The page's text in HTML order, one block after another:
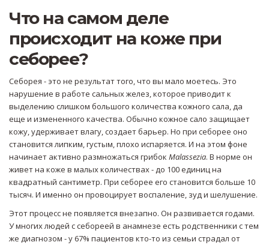
Что на самом деле
происходит на коже при
себорее?
Себорея - это не результат того, что вы мало моетесь. Это
нарушение в работе сальных желез, которое приводит к
выделению слишком большого количества кожного сала, да
еще и измененного качества. Обычно кожное сало защищает
кожу, удерживает влагу, создает барьер. Но при себорее оно
становится липким, густым, плохо испаряется. И на этом фоне
начинает активно размножаться грибок Malassezia. В норме он
живет на коже в малых количествах - до 100 единиц на
квадратный сантиметр. При себорее его становится больше 10
тысяч. И именно он провоцирует воспаление, зуд и шелушение.
Этот процесс не появляется внезапно. Он развивается годами.
У многих людей с себореей в анамнезе есть родственники с тем
же диагнозом - у 67% пациентов кто-то из семьи страдал от